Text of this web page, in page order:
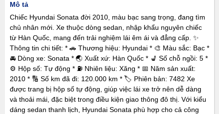
Mô tả
Chiếc Hyundai Sonata đời 2010, màu bạc sang trọng, đang tìm
chủ nhân mới. Xe thuộc dòng sedan, nhập khẩu nguyên chiếc
từ Hàn Quốc, mang đến trải nghiệm lái êm ái và đẳng cấp. ✨
Thông tin chi tiết: * 🚗 Thương hiệu: Hyundai * 🎨 Màu sắc: Bạc *
🚘 Dòng xe: Sonata * 🌏 Xuất xứ: Hàn Quốc * 💺 Số chỗ ngồi: 5 *
⚙️ Hộp số: Tự động * ⛽ Nhiên liệu: Xăng * 📅 Năm sản xuất:
2010 * 🔢 Số km đã đi: 120.000 km * 🏷️ Phiên bản: 7482 Xe
được trang bị hộp số tự động, giúp việc lái xe trở nên dễ dàng
và thoải mái, đặc biệt trong điều kiện giao thông đô thị. Với kiểu
dáng sedan thanh lịch, Hyundai Sonata phù hợp cho cả công